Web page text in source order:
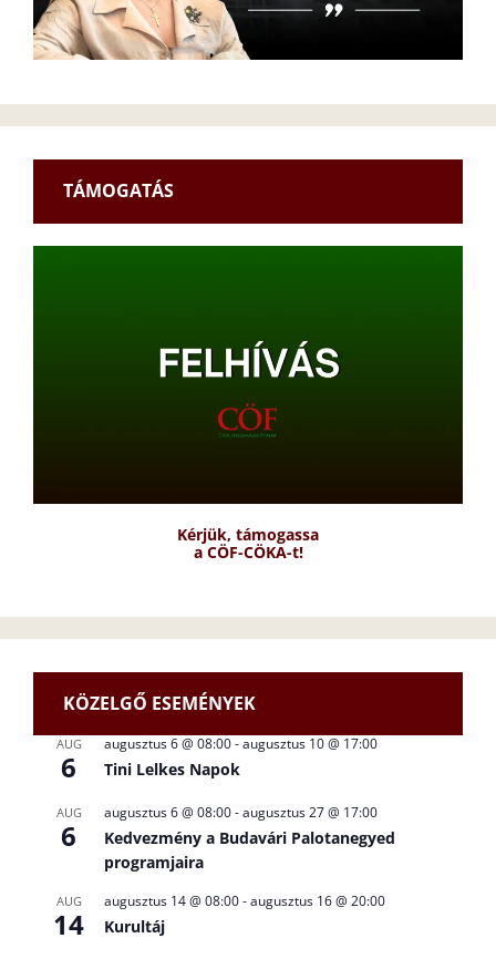
TÁMOGATÁS
Kérjük, támogassa
a CÖF-CÖKA-t!
KÖZELGŐ ESEMÉNYEK
AUG
6
augusztus 6 @ 08:00-augusztus 10 @ 17:00
Tini Lelkes Napok
AUG
6
augusztus 6 @ 08:00-augusztus 27 @ 17:00
Kedvezmény a Budavári Palotanegyed
programjaira
AUG
14
augusztus 14 @ 08:00-augusztus 16 @ 20:00
Kurultáj